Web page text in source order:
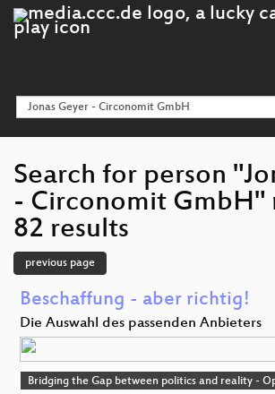
Search for person
- Circonomit GmbH"
82 results
previous page
Beschaffung - aber richtig!
Die Auswahl des passenden Anbieters
Bridging the Gap between politics and reality -